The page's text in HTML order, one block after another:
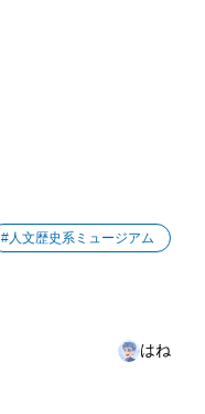
#人文歴史系ミュージアム
はね